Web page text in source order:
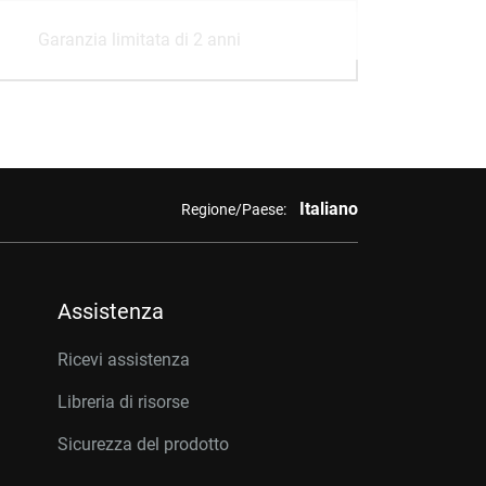
Garanzia limitata di 2 anni
Regione/Paese: Italiano
Assistenza
Ricevi assistenza
Libreria di risorse
Sicurezza del prodotto